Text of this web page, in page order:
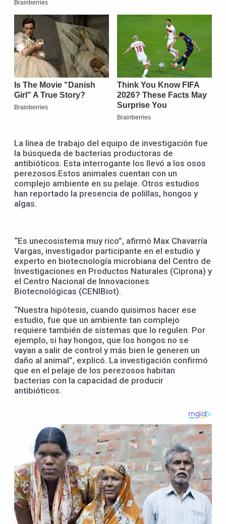
La línea de trabajo del equipo de investigación fue
la búsqueda de bacterias productoras de
antibióticos. Esta interrogante los llevó a los osos
perezosos.Estos animales cuentan con un
complejo ambiente en su pelaje. Otros estudios
han reportado la presencia de polillas, hongos y
algas.
“Es unecosistema muy rico”, afirmó Max Chavarría
Vargas, investigador participante en el estudio y
experto en biotecnología microbiana del Centro de
Investigaciones en Productos Naturales (Ciprona) y
el Centro Nacional de Innovaciones
Biotecnológicas (CENIBiot).
“Nuestra hipótesis, cuando quisimos hacer ese
estudio, fue que un ambiente tan complejo
requiere también de sistemas que lo regulen. Por
ejemplo, si hay hongos, que los hongos no se
vayan a salir de control y más bien le generen un
daño al animal”, explicó. La investigación confirmó
que en el pelaje de los perezosos habitan
bacterias con la capacidad de producir
antibióticos.